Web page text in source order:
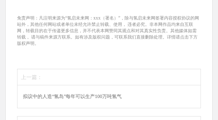
免责声明：凡注明来源为“氢启未来网：xxx（署名）”，除与氢启未来网签署内容授权协议的网
站外，其他任何网站或者单位未经允许禁止转载、使用， 违者必究。非本网作品均来自互联
网，转载目的在于传递更多信息，并不代表本网赞同其观点和对其真实性负责。其他媒体如需
转载， 请与稿件来源方联系。如有涉及版权问题，可联系我们直接删除处理。详情请点击下方
版权声明。
上一篇：
拟议中的人造“氢岛”每年可以生产100万吨氢气